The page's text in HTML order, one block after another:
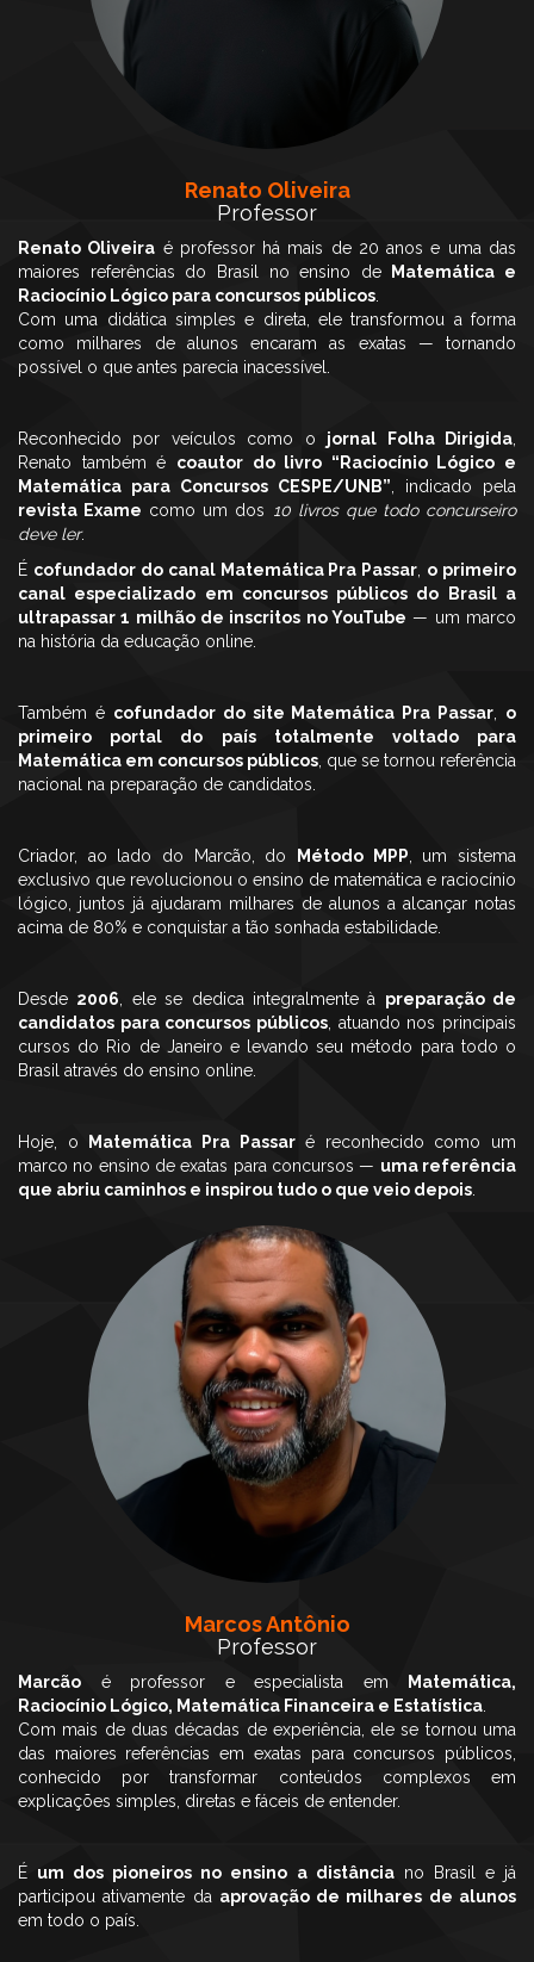
Renato Oliveira
Professor
Renato Oliveira é professor há mais de 20 anos e uma das
maiores referências do Brasil no ensino de
Matemática e
Raciocínio Lógico para concursos públicos
Com uma didática simples e direta, ele transformou a forma
como milhares de alunos encaram as exatas — tornando
possível o que antes parecia inacessível.
Reconhecido por veículos como o jornal Folha Dirigida
Renato também é coautor do livro “Raciocínio Lógico e
Matemática para Concursos CESPE/UNB” , indicado pela
revista Exame como um dos
10 livros que todo concurseiro
deve ler.
É cofundador do canal Matemática Pra Passar o primeiro
canal especializado em concursos públicos do Brasil a
ultrapassar 1 milhão de inscritos no YouTube — um marco
na história da educação online.
Também é cofundador do site Matemática Pra Passar
o
primeiro portal do país totalmente voltado para
Matemática em concursos públicos , que se tornou referência
nacional na preparação de candidatos.
Criador, ao lado do Marcão, do Método MPP , um sistema
exclusivo que revolucionou o ensino de matemática e raciocínio
lógico, juntos já ajudaram milhares de alunos a alcançar notas
acima de 80% e conquistar a tão sonhada estabilidade.
Desde 2006 , ele se dedica integralmente à preparação de
candidatos para concursos públicos , atuando nos principais
cursos do Rio de Janeiro e levando seu método para todo o
Brasil através do ensino online.
Hoje, o Matemática Pra Passaré reconhecido como um
marco no ensino de exatas para concursos — uma referência
que abriu caminhos e inspirou tudo o que veio depois
Marcos Antônio
Professor
Marcão é professor e especialista em
Matemática,
Raciocínio Lógico, Matemática Financeira e Estatística
Com mais de duas décadas de experiência, ele se tornou uma
das maiores referências em exatas para concursos públicos,
conhecido por transformar conteúdos complexos em
explicações simples, diretas e fáceis de entender.
É um dos pioneiros no ensino a distânciano Brasil e já
participou ativamente da aprovação de milhares de alunos
em todo o país.